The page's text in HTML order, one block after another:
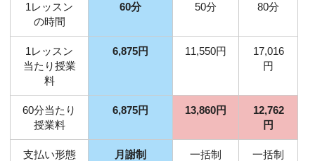
1レッスン
の時間
60分 50分 80分
1レッスン
当たり授業
料
6,875円 11,550円
17,016
円
60分当たり
授業料
6,875円 13,860円
12,762
円
支払い形態 月謝制 一括制 一括制